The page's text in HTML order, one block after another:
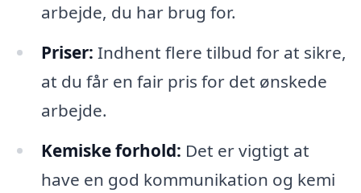
arbejde, du har brug for.
Priser: Indhent flere tilbud for at sikre,
at du får en fair pris for det ønskede
arbejde.
Kemiske forhold: Det er vigtigt at
have en god kommunikation og kemi